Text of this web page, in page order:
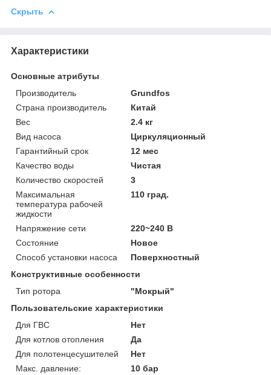
Скрыть
Характеристики
Основные атрибуты
Производитель
Grundfos
Страна производитель
Китай
Вес
2.4 кг
Вид насоса
Циркуляционный
Гарантийный срок
12 мес
Качество воды
Чистая
Количество скоростей
3
Максимальная
температура рабочей
жидкости
110 град.
Напряжение сети
220~240 В
Состояние
Новое
Способ установки насоса
Поверхностный
Конструктивные особенности
Тип ротора
"Мокрый"
Пользовательские характеристики
Для ГВС
Нет
Для котлов отопления
Да
Для полотенцесушителей
Нет
Макс. давление:
10 бар